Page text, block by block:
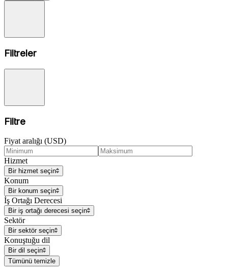
Filtreler
Filtre
Fiyat aralığı (USD)
Hizmet
Bir hizmet seçin
Konum
Bir konum seçin
İş Ortağı Derecesi
Bir iş ortağı derecesi seçin
Sektör
Bir sektör seçin
Konuştuğu dil
Bir dil seçin
Tümünü temizle